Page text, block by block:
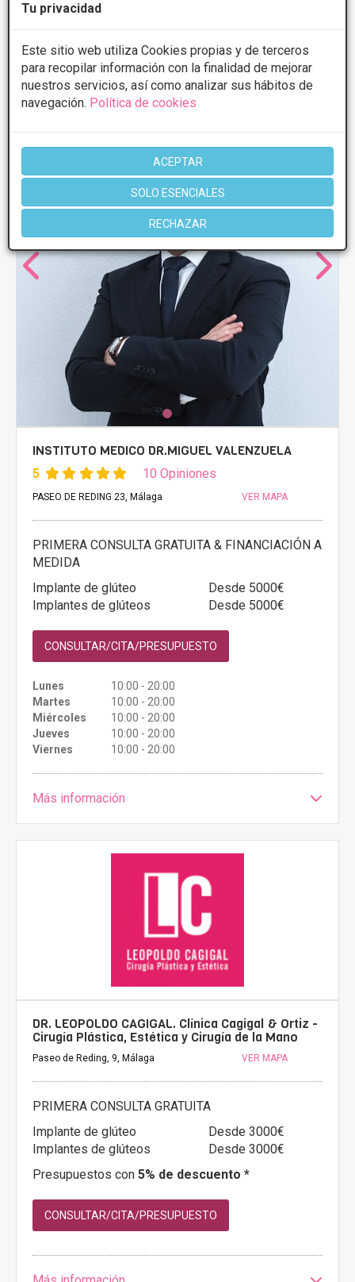
Tu privacidad
Este sitio web utiliza Cookies propias y de terceros
para recopilar información con la finalidad de mejorar
nuestros servicios, así como analizar sus hábitos de
navegación. Política de cookies
ACEPTAR
SOLO ESENCIALES
RECHAZAR
Más información
INSTITUTO MEDICO DR.MIGUEL VALENZUELA
5 10 Opiniones
PASEO DE REDING 23, Málaga VER MAPA
PRIMERA CONSULTA GRATUITA & FINANCIACIÓN A
MEDIDA
Implante de glúteo
Desde 5000€
Implantes de glúteos
Desde 5000€
CONSULTAR/CITA/PRESUPUESTO
Lunes
10:00 - 20:00
Martes
10:00 - 20:00
Miércoles
10:00 - 20:00
Jueves
10:00 - 20:00
Viernes
10:00 - 20:00
Más información
DR. LEOPOLDO CAGIGAL. Clínica Cagigal & Ortiz -
Cirugía Plástica, Estética y Cirugía de la Mano
Paseo de Reding, 9, Málaga VER MAPA
PRIMERA CONSULTA GRATUITA
Implante de glúteo
Desde 3000€
Implantes de glúteos
Desde 3000€
Presupuestos con 5% de descuento *
CONSULTAR/CITA/PRESUPUESTO